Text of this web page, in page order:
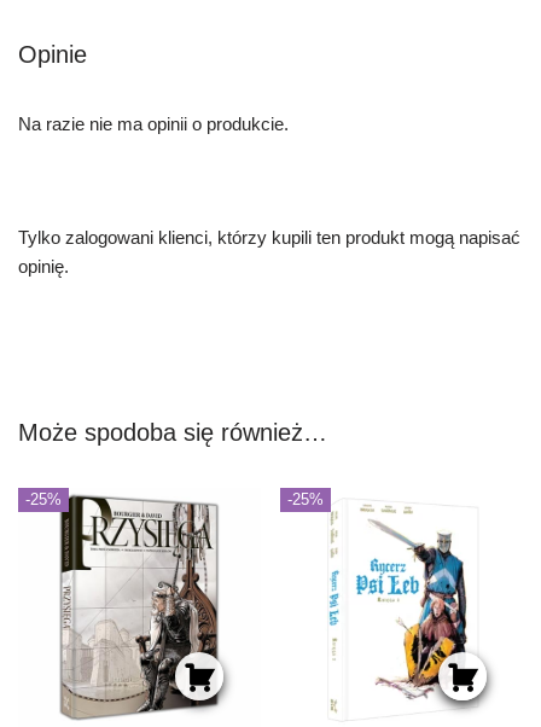
Opinie
Na razie nie ma opinii o produkcie.
Tylko zalogowani klienci, którzy kupili ten produkt mogą napisać
opinię.
Może spodoba się również…
-25% -25%